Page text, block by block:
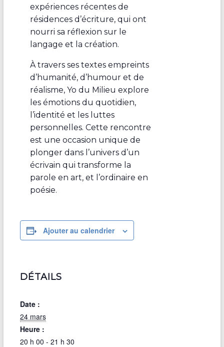
expériences récentes de
résidences d’écriture, qui ont
nourri sa réflexion sur le
langage et la création.
À travers ses textes empreints
d’humanité, d’humour et de
réalisme, Yo du Milieu explore
les émotions du quotidien,
l’identité et les luttes
personnelles. Cette rencontre
est une occasion unique de
plonger dans l’univers d’un
écrivain qui transforme la
parole en art, et l’ordinaire en
poésie.
Ajouter au calendrier
DÉTAILS
Date :
24 mars
Heure :
20 h 00 - 21 h 30